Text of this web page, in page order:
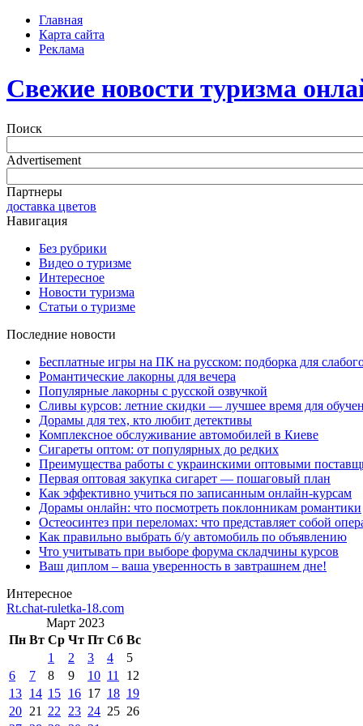
Главная
Карта сайта
Реклама
Свежие новости туризма
Поиск
Advertisement
Партнеры
доставка цветов
Навигация
Без рубрики
Видео о туризме
Интересное
Новости туризма
Статьи о туризме
Последние новости
Бесплатные игры на ПК на русском: подборка для
Романтические лакорны для вечера
Популярные лакорны с русской озвучкой
Сливы курсов: летние скидки — лучшее время для
Дорамы для тех, кто любит детективы
Комплексное обслуживание автомобилей в Киеве
Сигареты оптом: от популярных до редких
Преимущества работы с украинскими оптовыми
Первая оптовая закупка сигарет — пошаговый план
Как эффективно учиться по записанным онлайн-курсам
Дорамы онлайн: что посмотреть поклонникам романтики
Остеосинтез при переломах: что представляет собой
Как правильно выбрать б/у автомобиль по объявлению
Что учитывать при выборе форума складчины курсов
Ваш диплом – ваша уверенность в завтрашнем дне!
Интересное
Rt.chat-ruletka-18.com
Март 2023
Пн Вт Ср Чт Пт Сб Вс
1
2 3 4
5
6
7 8 9 10 11
12
13 14 15 16 17 18 19
20 21 22 23 24 25 26